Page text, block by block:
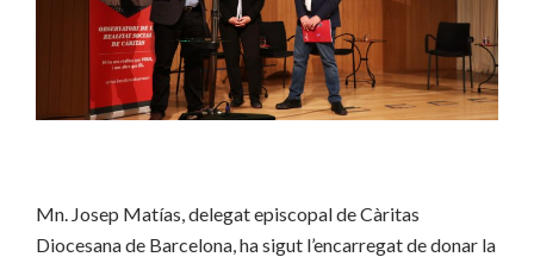
Mn. Josep Matías, delegat episcopal de Càritas
Diocesana de Barcelona, ha sigut l’encarregat de donar la